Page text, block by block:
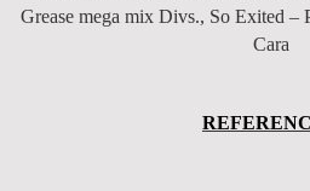
Grease mega mix Divs., So Exited –
Cara